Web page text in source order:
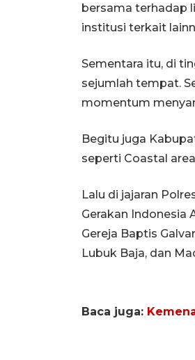
bersama terhadap
institusi terkait
Sementara itu, di
sejumlah tempat.
momentum
Begitu juga
seperti Coastal
Lalu di jajaran
Gerakan Indonesia
Gereja Baptis
Lubuk Baja, dan
Baca juga: